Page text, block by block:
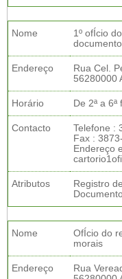
Nome
1º ofÍcio
Endereço
Rua Cel.
56280000
Horário De 2ª a
Contacto
Telefone :
Fax :
Endereço
Atributos
Registro
Nome
OfÍcio do
morais
Endereço
Rua